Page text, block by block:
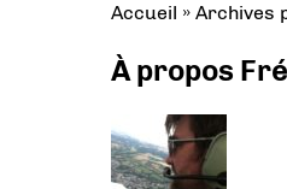
Accueil » Archives
À propos